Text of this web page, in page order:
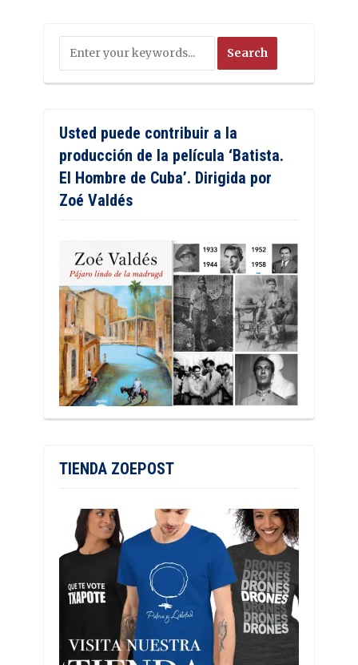
Usted puede contribuir a la
producción de la película ‘Batista.
El Hombre de Cuba’. Dirigida por
Zoé Valdés
TIENDA ZOEPOST